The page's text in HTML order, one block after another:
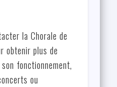
la Chorale de
obtenir plus de
fonctionnement,
ou